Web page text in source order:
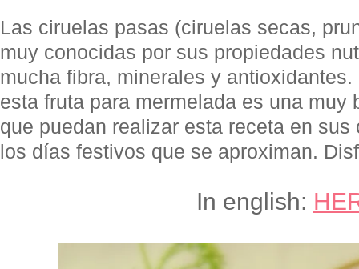
Las ciruelas pasas (ciruelas secas,
muy conocidas por sus propiedades
mucha fibra, minerales y
esta fruta para mermelada es una muy
que puedan realizar esta receta en
los días festivos que se aproximan.
In english: